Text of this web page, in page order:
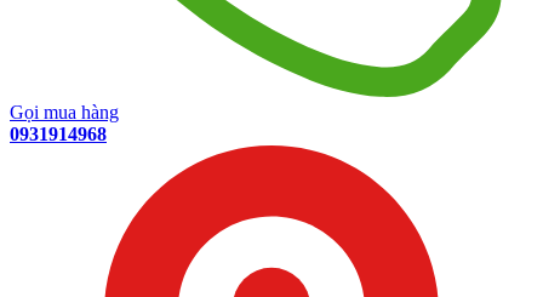
Gọi mua hàng
0931914968